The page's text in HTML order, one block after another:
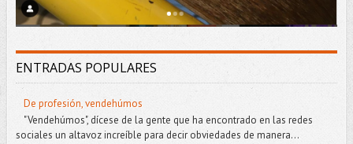
ENTRADAS POPULARES
De profesión, vendehúmos
"Vendehúmos", dícese de la gente que ha encontrado en las redes
sociales un altavoz increíble para decir obviedades de manera...